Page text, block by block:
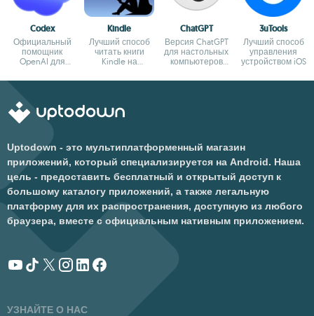
Codex
Официальный
помощник
OpenAI для
с ChatGPT
Kindle
Лучший способ
читать книги
Kindle на
ChatGPT
Версия ChatGPT
для настольных
компьютеров
3uTools
Лучший способ
управления
устройством iOS
Uptodown - это мультиплатформенный магазин
приложений, который специализируется на Android. Наша
цель - предоставить бесплатный и открытый доступ к
большому каталогу приложений, а также легальную
платформу для их распространения, доступную из любого
браузера, вместе с официальным нативным приложением.
УЗНАЙТЕ О НАС